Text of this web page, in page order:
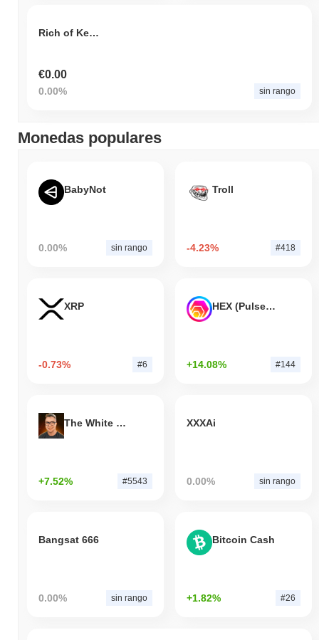
Rich of Key Token
€0.00
0.00% sin rango
Monedas populares
BabyNot
0.00% sin rango
Troll
-4.23% #418
XRP
-0.73% #6
HEX (Pulsechain)
+14.08% #144
The White Bull
+7.52% #5543
XXXAi
0.00% sin rango
Bangsat 666
0.00% sin rango
Bitcoin Cash
+1.82% #26